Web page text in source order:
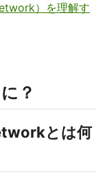
）を理解す
？
とは何